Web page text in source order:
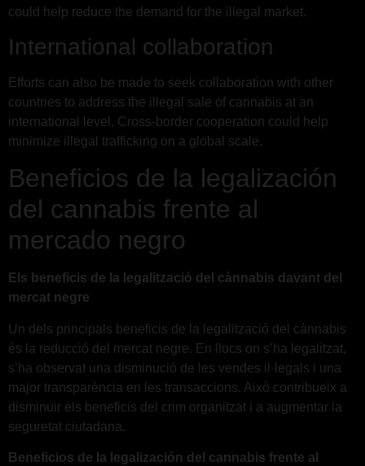
could help reduce the demand for the illegal market.
International collaboration
Efforts can also be made to seek collaboration with other
countries to address the illegal sale of cannabis at an
international level. Cross-border cooperation could help
minimize illegal trafficking on a global scale.
Beneficios de la legalización
del cannabis frente al
mercado negro
Els beneficis de la legalització del cànnabis davant del
mercat negre
Un dels principals beneficis de la legalització del cànnabis
és la reducció del mercat negre. En llocs on s’ha legalitzat,
s’ha observat una disminució de les vendes il·legals i una
major transparència en les transaccions. Això contribueix a
disminuir els beneficis del crim organitzat i a augmentar la
seguretat ciutadana.
Beneficios de la legalización del cannabis frente al